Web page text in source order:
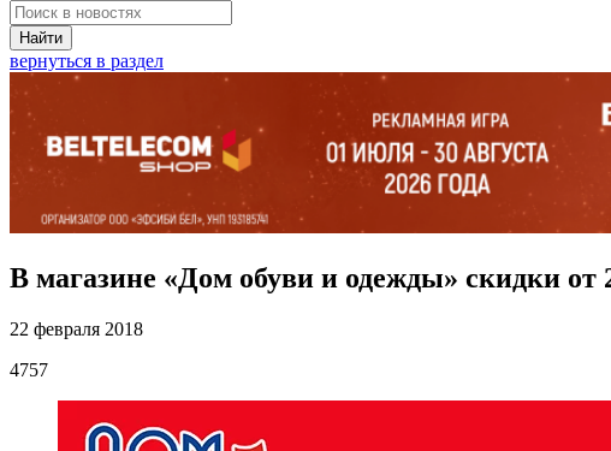
Найти
вернуться в раздел
В магазине «Дом обуви и одежды» скидки от
22 февраля 2018
4757